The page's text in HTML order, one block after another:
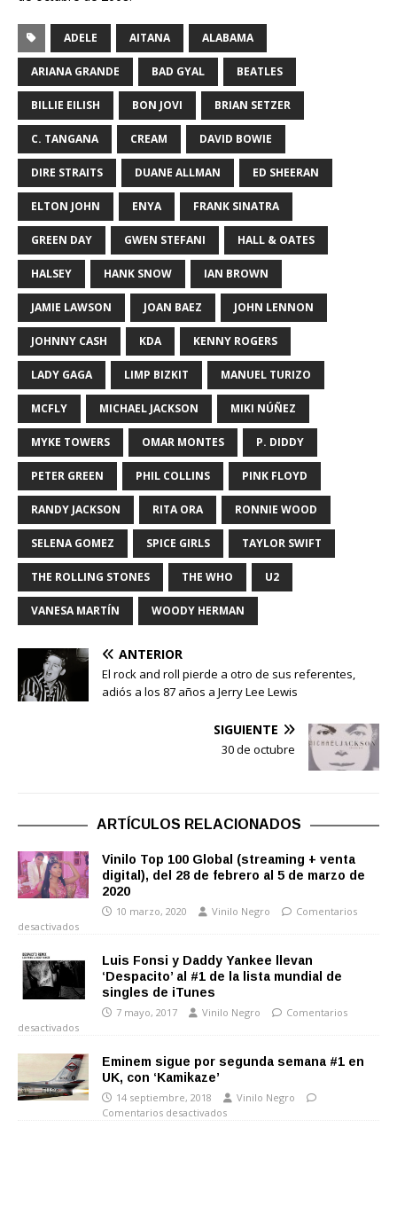
ADELE AITANA ALABAMA
ARIANA GRANDE BAD GYAL BEATLES
BILLIE EILISH BON JOVI BRIAN SETZER
C. TANGANA CREAM DAVID BOWIE
DIRE STRAITS DUANE ALLMAN ED SHEERAN
ELTON JOHN ENYA FRANK SINATRA
GREEN DAY GWEN STEFANI HALL & OATES
HALSEY HANK SNOW IAN BROWN
JAMIE LAWSON JOAN BAEZ JOHN LENNON
JOHNNY CASH KDA KENNY ROGERS
LADY GAGA LIMP BIZKIT MANUEL TURIZO
MCFLY MICHAEL JACKSON MIKI NÚÑEZ
MYKE TOWERS OMAR MONTES P. DIDDY
PETER GREEN PHIL COLLINS PINK FLOYD
RANDY JACKSON RITA ORA RONNIE WOOD
SELENA GOMEZ SPICE GIRLS TAYLOR SWIFT
THE ROLLING STONES THE WHO U2
VANESA MARTÍN WOODY HERMAN
ANTERIOR
El rock and roll pierde a otro de sus referentes,
adiós a los 87 años a Jerry Lee Lewis
SIGUIENTE
30 de octubre
ARTÍCULOS RELACIONADOS
Vinilo Top 100 Global (streaming + venta
digital), del 28 de febrero al 5 de marzo de
2020
10 marzo, 2020 Vinilo Negro
Comentarios
desactivados
Luis Fonsi y Daddy Yankee llevan
‘Despacito’ al #1 de la lista mundial de
singles de iTunes
7 mayo, 2017 Vinilo Negro
Comentarios
desactivados
Eminem sigue por segunda semana #1 en
UK, con ‘Kamikaze’
14 septiembre, 2018
Vinilo Negro
Comentarios desactivados